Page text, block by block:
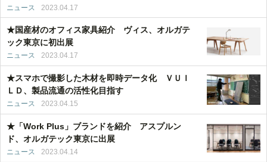
ニュース 2023.04.17
★国産材のオフィス家具紹介 ヴィス、オルガテ
ック東京に初出展
ニュース 2023.04.17
★スマホで撮影した木材を即時データ化 ＶＵＩ
ＬＤ、製品流通の活性化目指す
ニュース 2023.04.15
★「Work Plus」ブランドを紹介 アスプルン
ド、オルガテック東京に出展
ニュース 2023.04.14